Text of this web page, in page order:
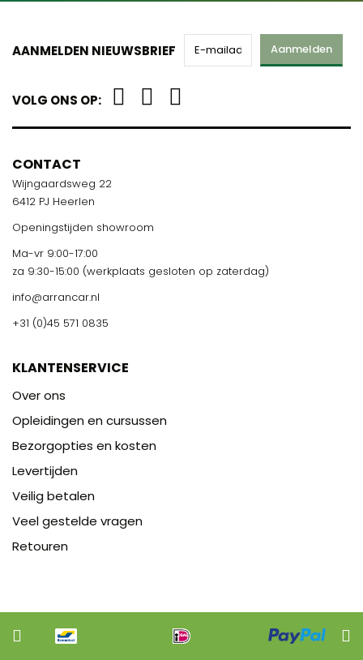
AANMELDEN NIEUWSBRIEF Aanmelden
VOLG ONS OP:
CONTACT
Wijngaardsweg 22
6412 PJ Heerlen
Openingstijden showroom
Ma-vr 9:00-17:00
za 9:30-15:00 (werkplaats gesloten op zaterdag)
info@arrancar.nl
+31 (0)45 571 0835
KLANTENSERVICE
Over ons
Opleidingen en cursussen
Bezorgopties en kosten
Levertijden
Veilig betalen
Veel gestelde vragen
Retouren